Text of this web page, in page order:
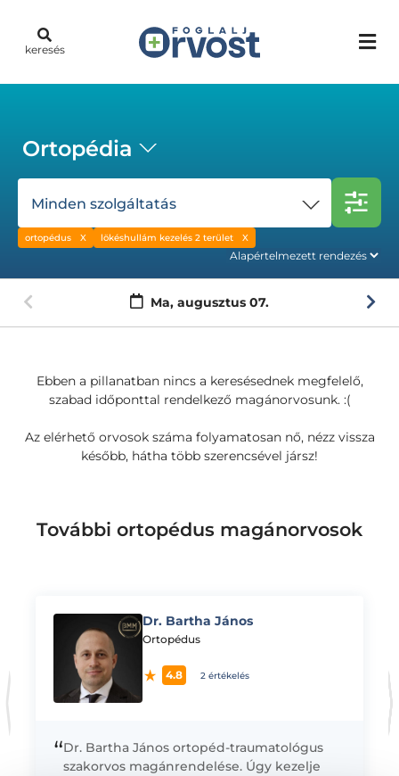
keresés
Ortopédia
Minden szolgáltatás
ortopédus lökéshullám kezelés 2 terület
Ma, augusztus 07.
Ebben a pillanatban nincs a keresésednek megfelelő,
szabad időponttal rendelkező magánorvosunk. :(
Az elérhető orvosok száma folyamatosan nő, nézz vissza
később, hátha több szerencsével jársz!
További ortopédus magánorvosok
Dr. Bartha János
Ortopédus
4.8 2 értékelés
“Dr. Bartha János ortopéd-traumatológus
szakorvos magánrendelése. Úgy kezelje